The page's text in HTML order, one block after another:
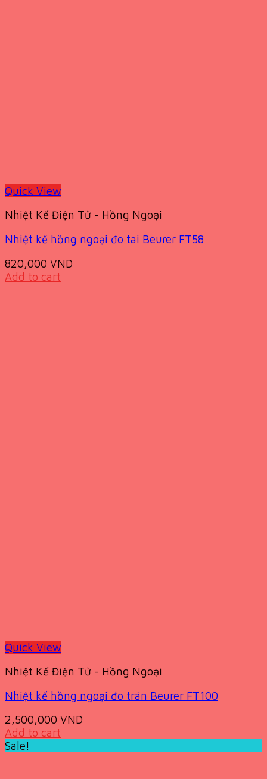
Quick View
Nhiệt Kế Điện Tử - Hồng Ngoại
Nhiệt kế hồng ngoại đo tai Beurer FT58
820,000 VND
Add to cart
Quick View
Nhiệt Kế Điện Tử - Hồng Ngoại
Nhiệt kế hồng ngoại đo trán Beurer FT100
2,500,000 VND
Add to cart
Sale!